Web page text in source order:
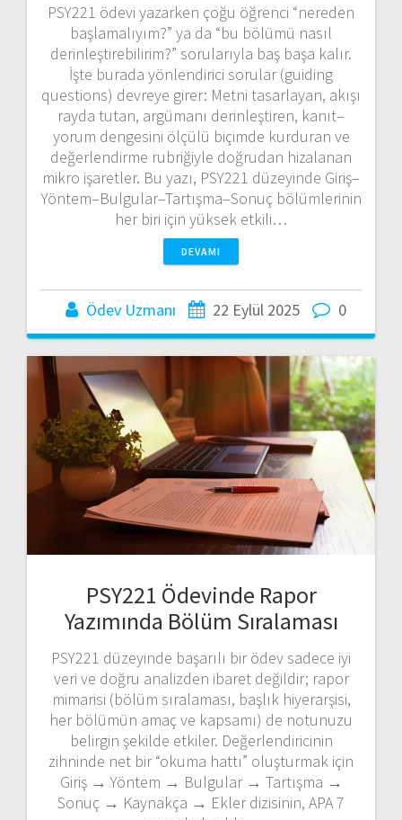
PSY221 ödevi yazarken çoğu öğrenci “nereden
başlamalıyım?” ya da “bu bölümü nasıl
derinleştirebilirim?” sorularıyla baş başa kalır.
İşte burada yönlendirici sorular (guiding
questions) devreye girer: Metni tasarlayan, akışı
rayda tutan, argümanı derinleştiren, kanıt–
yorum dengesini ölçülü biçimde kurduran ve
değerlendirme rubriğiyle doğrudan hizalanan
mikro işaretler. Bu yazı, PSY221 düzeyinde Giriş–
Yöntem–Bulgular–Tartışma–Sonuç bölümlerinin
her biri için yüksek etkili…
DEVAMI
Ödev Uzmanı 22 Eylül 2025 0
PSY221 Ödevinde Rapor
Yazımında Bölüm Sıralaması
PSY221 düzeyinde başarılı bir ödev sadece iyi
veri ve doğru analizden ibaret değildir; rapor
mimarisi (bölüm sıralaması, başlık hiyerarşisi,
her bölümün amaç ve kapsamı) de notunuzu
belirgin şekilde etkiler. Değerlendiricinin
zihninde net bir “okuma hattı” oluşturmak için
Giriş → Yöntem → Bulgular → Tartışma →
Sonuç → Kaynakça → Ekler dizisinin, APA 7